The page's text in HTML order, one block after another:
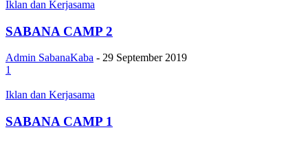
Iklan dan Kerjasama
SABANA CAMP 2
Admin SabanaKaba - 29 September 2019
1
Iklan dan Kerjasama
SABANA CAMP 1